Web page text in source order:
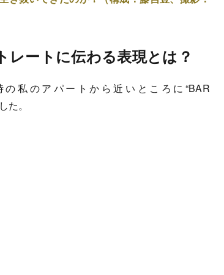
レートに伝わる表現とは？
私のアパートから近いところに“BAR
。